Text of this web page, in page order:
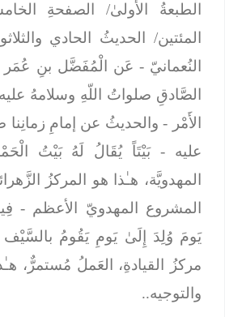
الطبعةُ الأولىٰ/ الصفحةِ
المئتين/ الحديثُ الحادي
النُعمانيّ - عَن الْمُفَضَّل بنِ عُمَر-
الصَّادقِ صلواتُ اللّهِ وسلامهُ
الأَمْر- والحديثُ عن إمامِ زمانِنا
عليه - بَيْتَاً يُقَالُ لَهُ بَيْتُ
المهدويَّة، هـٰذا هو المركزُ
المشروع المهدويّ الأعظم -
يَومَ وُلِدَ إِلَىٰ يَومِ يَقُومُ بالسَّيْف
مركزُ القيادةِ، العَملُ مُستمرٌّ،
والتوجيه..